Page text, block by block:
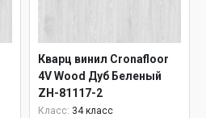
Кварц винил Cronafloor
4V Wood Дуб Беленый
ZH-81117-2
Класс: 34 класс